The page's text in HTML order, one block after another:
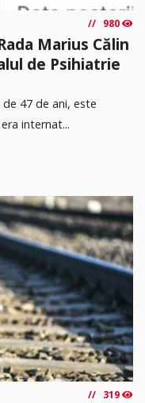
980
Marius Călin
de Psihiatrie
47 de ani, este
internat...
319